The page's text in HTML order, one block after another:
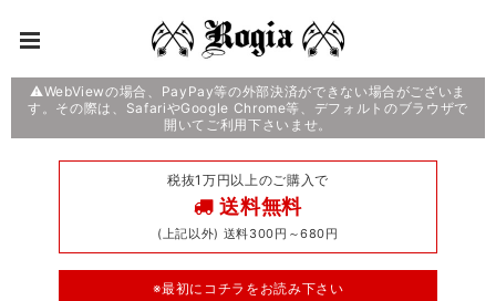
⚠️WebViewの場合、PayPay等の外部決済ができない場合がございま
す。その際は、SafariやGoogle Chrome等、デフォルトのブラウザで
開いてご利用下さいませ。
税抜1万円以上のご購入で
送料無料
(上記以外) 送料300円～680円
※最初にコチラをお読み下さい